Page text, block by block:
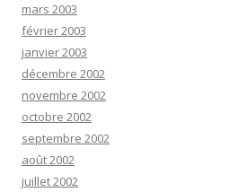
mars 2003
février 2003
janvier 2003
décembre 2002
novembre 2002
octobre 2002
septembre 2002
août 2002
juillet 2002